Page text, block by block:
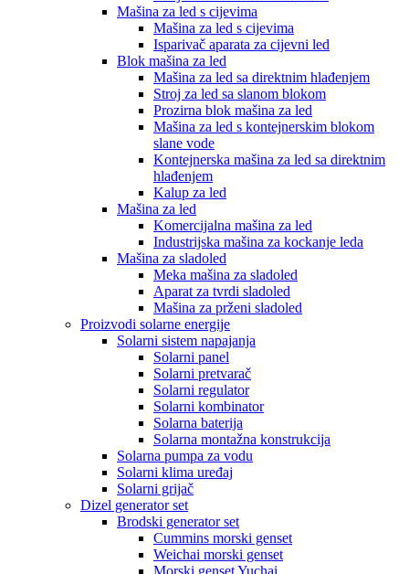
Mašina za led s cijevima
Mašina za led s cijevima
Isparivač aparata za cijevni led
Blok mašina za led
Mašina za led sa direktnim hlađenjem
Stroj za led sa slanom blokom
Prozirna blok mašina za led
Mašina za led s kontejnerskim blokom
slane vode
Kontejnerska mašina za led sa direktnim
hlađenjem
Kalup za led
Mašina za led
Komercijalna mašina za led
Industrijska mašina za kockanje leda
Mašina za sladoled
Meka mašina za sladoled
Aparat za tvrdi sladoled
Mašina za prženi sladoled
Proizvodi solarne energije
Solarni sistem napajanja
Solarni panel
Solarni pretvarač
Solarni regulator
Solarni kombinator
Solarna baterija
Solarna montažna konstrukcija
Solarna pumpa za vodu
Solarni klima uređaj
Solarni grijač
Dizel generator set
Brodski generator set
Cummins morski genset
Weichai morski genset
Morski genset Yuchai